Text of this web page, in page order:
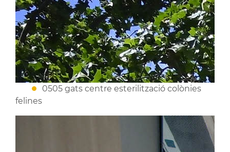
0505 gats centre esterilització colònies
felines